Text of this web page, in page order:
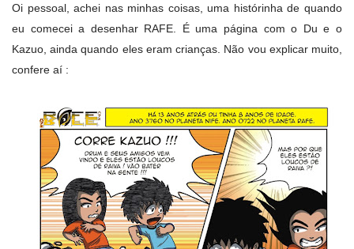
Oi pessoal, achei nas minhas coisas, uma histórinha de quando
eu comecei a desenhar RAFE. É uma página com o Du e o
Kazuo, ainda quando eles eram crianças. Não vou explicar muito,
confere aí :